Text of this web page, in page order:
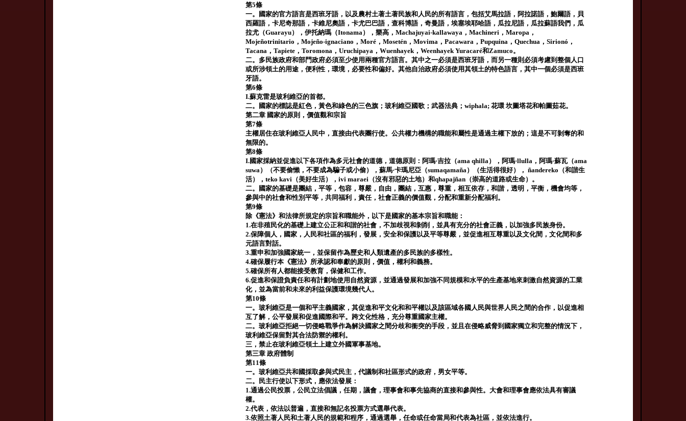
第5條
一。國家的官方語言是西班牙語，以及農村土著土著民族和人民的所有語言，包括艾馬拉語，阿拉諾語，鮑爾語，貝
西羅語，卡尼奇那語，卡維尼奧語，卡尤巴巴語，查科博語，奇曼語，埃塞埃耶哈語，瓜拉尼語，瓜拉蘇語我們，瓜
拉尤（Guarayu），伊托納瑪（Itonama），樂高，Machajuyai-kallawaya，Machineri，Maropa，
Mojeñotrinitario，Mojeño-ignaciano，Moré，Mosetén，Movima，Pacawara，Pupquina，Quechua，Sirionó，
Tacana，Tapiete，Toromona，Uruchipaya，Wuenhayek，Weenhayek Yuracaré和Zamuco。
二。多民族政府和部門政府必須至少使用兩種官方語言。其中之一必須是西班牙語，而另一種則必須考慮到整個人口
或所涉領土的用途，便利性，環境，必要性和偏好。其他自治政府必須使用其領土的特色語言，其中一個必須是西班
牙語。
第6條
I.蘇克雷是玻利維亞的首都。
二。國家的標誌是紅色，黃色和綠色的三色旗；玻利維亞國歌；武器法典；wiphala; 花環 坎圖塔花和帕圖茹花。
第二章 國家的原則，價值觀和宗旨
第7條
主權居住在玻利維亞人民中，直接由代表團行使。公共權力機構的職能和屬性是通過主權下放的；這是不可剝奪的和
無限的。
第8條
I.國家採納並促進以下各項作為多元社會的道德，道德原則：阿瑪·吉拉（ama qhilla），阿瑪·llulla，阿瑪·蘇瓦（ama
suwa）（不要偷懶，不要成為騙子或小偷），蘇馬·卡瑪尼亞（sumaqamaña）（生活得很好）， ñandereko（和諧生
活），teko kavi（美好生活），ivi maraei（沒有邪惡的土地）和qhapajñan（崇高的道路或生命）。
二。國家的基礎是團結，平等，包容，尊嚴，自由，團結，互惠，尊重，相互依存，和諧，透明，平衡，機會均等，
參與中的社會和性別平等，共同福利，責任，社會正義的價值觀，分配和重新分配福利。
第9條
除《憲法》和法律所規定的宗旨和職能外，以下是國家的基本宗旨和職能：
1.在非殖民化的基礎上建立公正和和諧的社會，不加歧視和剝削，並具有充分的社會正義，以加強多民族身份。
2.保障個人，國家，人民和社區的福利，發展，安全和保護以及平等尊嚴，並促進相互尊重以及文化間，文化間和多
元語言對話。
3.重申和加強國家統一，並保留作為歷史和人類遺產的多民族的多樣性。
4.確保履行本《憲法》所承認和奉獻的原則，價值，權利和義務。
5.確保所有人都能接受教育，保健和工作。
6.促進和保證負責任和有計劃地使用自然資源，並通過發展和加強不同規模和水平的生產基地來刺激自然資源的工業
化，並為當前和未來的利益保護環境幾代人。
第10條
一。玻利維亞是一個和平主義國家，其促進和平文化和和平權以及該區域各國人民與世界人民之間的合作，以促進相
互了解，公平發展和促進國際和平。跨文化性格，充分尊重國家主權。
二。玻利維亞拒絕一切侵略戰爭作為解決國家之間分歧和衝突的手段，並且在侵略威脅到國家獨立和完整的情況下，
玻利維亞保留對其合法防禦的權利。
三，禁止在玻利維亞領土上建立外國軍事基地。
第三章 政府體制
第11條
一。玻利維亞共和國採取參與式民主，代議制和社區形式的政府，男女平等。
二。民主行使以下形式，應依法發展：
1.通過公民投票，公民立法倡議，任期，議會，理事會和事先協商的直接和參與性。大會和理事會應依法具有審議
權。
2.代表，依法以普遍，直接和無記名投票方式選舉代表。
3.依照土著人民和土著人民的規範和程序，通過選舉，任命或任命當局和代表為社區，並依法進行。